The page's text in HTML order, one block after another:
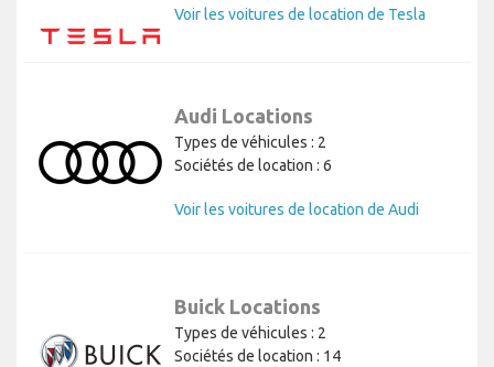
Voir les voitures de location de Tesla
Audi Locations
Types de véhicules : 2
Sociétés de location : 6
Voir les voitures de location de Audi
Buick Locations
Types de véhicules : 2
Sociétés de location : 14